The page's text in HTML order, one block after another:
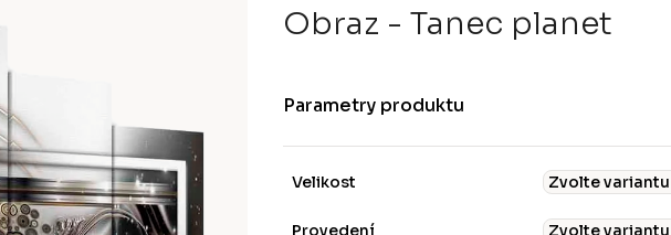
produktu
je
5
hvězdiček.
Obraz - Tanec planet
Parametry produktu
Velikost
Provedení